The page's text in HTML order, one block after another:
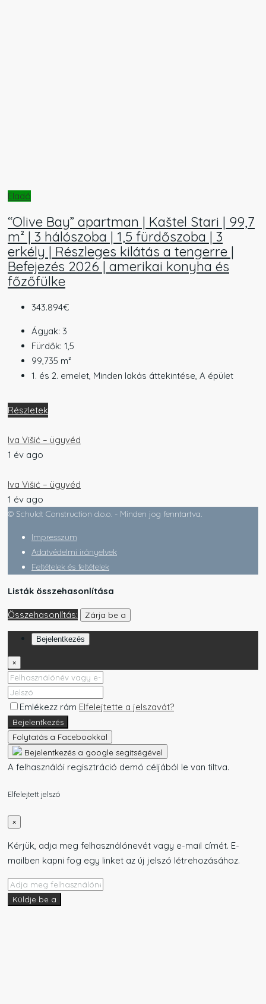
Eladó
“Olive Bay” apartman | Kaštel Stari | 99,7
m² | 3 hálószoba | 1,5 fürdőszoba | 3
erkély | Részleges kilátás a tengerre |
Befejezés 2026 | amerikai konyha és
főzőfülke
343.894€
Ágyak: 3
Fürdők: 1,5
99,735 m²
1. és 2. emelet, Minden lakás áttekintése, A épület
Részletek
Iva Višić – ügyvéd
1 év ago
Iva Višić – ügyvéd
1 év ago
© Schuldt Construction d.o.o. - Minden jog fenntartva.
Impresszum
Adatvédelmi irányelvek
Feltételek és feltételek
Listák összehasonlítása
Összehasonlítás: Zárja be a
Bejelentkezés
×
Emlékezz rám Elfelejtette a jelszavát?
Bejelentkezés
Folytatás a Facebookkal
Bejelentkezés a google segítségével
A felhasználói regisztráció demó céljából le van tiltva.
Elfelejtett jelszó
×
Kérjük, adja meg felhasználónevét vagy e-mail címét. E-
mailben kapni fog egy linket az új jelszó létrehozásához.
Küldje be a